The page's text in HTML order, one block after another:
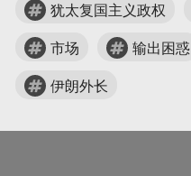
犹太复国主义政权
市场 输出困惑
伊朗外长